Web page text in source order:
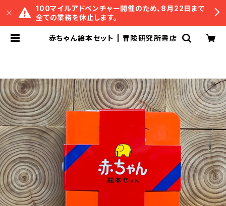
100マイルアドベンチャー開催のため、8月22日まで
全ての業務を休止します。
赤ちゃん絵本セット | 冒険研究所書店